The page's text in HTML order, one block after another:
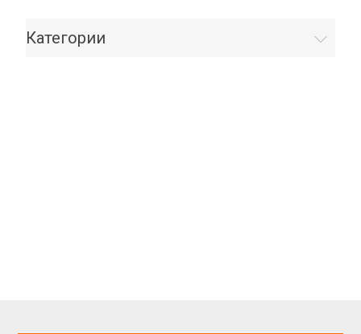
Категории